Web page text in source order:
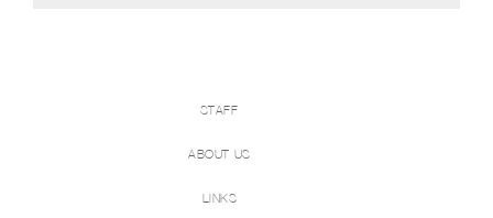
STAFF
ABOUT US
LINKS